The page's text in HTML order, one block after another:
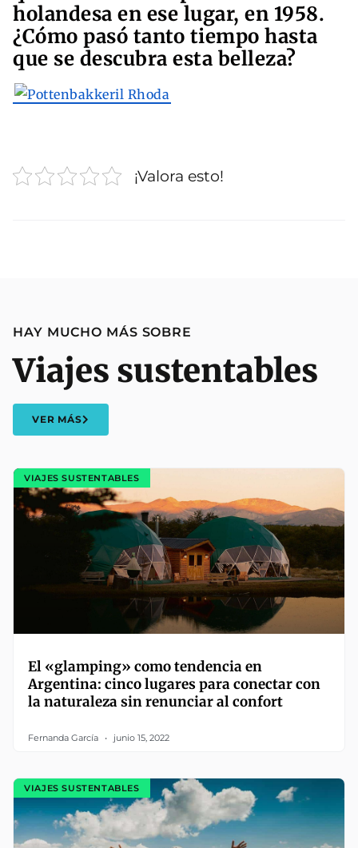
holandesa en ese lugar, en 1958.
¿Cómo pasó tanto tiempo hasta
que se descubra esta belleza?
¡Valora esto!
HAY MUCHO MÁS SOBRE
Viajes sustentables
VER MÁS
VIAJES SUSTENTABLES
El «glamping» como tendencia en
Argentina: cinco lugares para conectar con
la naturaleza sin renunciar al confort
Fernanda García junio 15, 2022
VIAJES SUSTENTABLES